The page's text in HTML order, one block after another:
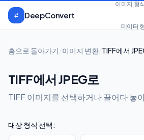
본문으로 건너뛰기
DeepConvert
이미지 형식
데이터
홈으로 돌아가기 이미지 변환 TIFF에서
TIFF에서 JPEG로
TIFF 이미지를 선택하거나 끌어다 놓
대상 형식 선택: